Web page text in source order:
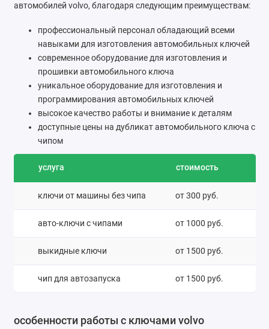
автомобилей volvo, благодаря следующим преимуществам:
профессиональный персонал обладающий всеми
навыками для изготовления автомобильных ключей
современное оборудование для изготовления и
прошивки автомобильного ключа
уникальное оборудование для изготовления и
программирования автомобильных ключей
высокое качество работы и внимание к деталям
доступные цены на дубликат автомобильного ключа с
чипом
услуга стоимость
ключи от машины без чипа от 300 руб.
авто-ключи с чипами от 1000 руб.
выкидные ключи от 1500 руб.
чип для автозапуска от 1500 руб.
особенности работы с ключами volvo